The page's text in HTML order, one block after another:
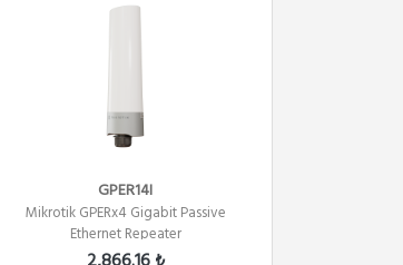
GPER14I
Mikrotik GPERx4 Gigabit Passive
Ethernet Repeater